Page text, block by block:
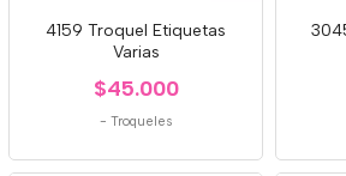
4159 Troquel Etiquetas
Varias
$45.000
- Troqueles